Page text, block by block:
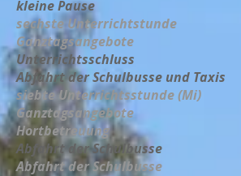
kleine Pause
sechste Unterrichtstunde
Ganztagsangebote
Unterrichtsschluss
Abfahrt der Schulbusse und Taxis
siebte Unterrichtsstunde (Mi)
Ganztagsangebote
Hortbetreuung
Abfahrt der Schulbusse
Abfahrt der Schulbusse